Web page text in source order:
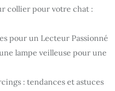
collier pour votre chat :
pour un Lecteur Passionné
lampe veilleuse pour une
: tendances et astuces